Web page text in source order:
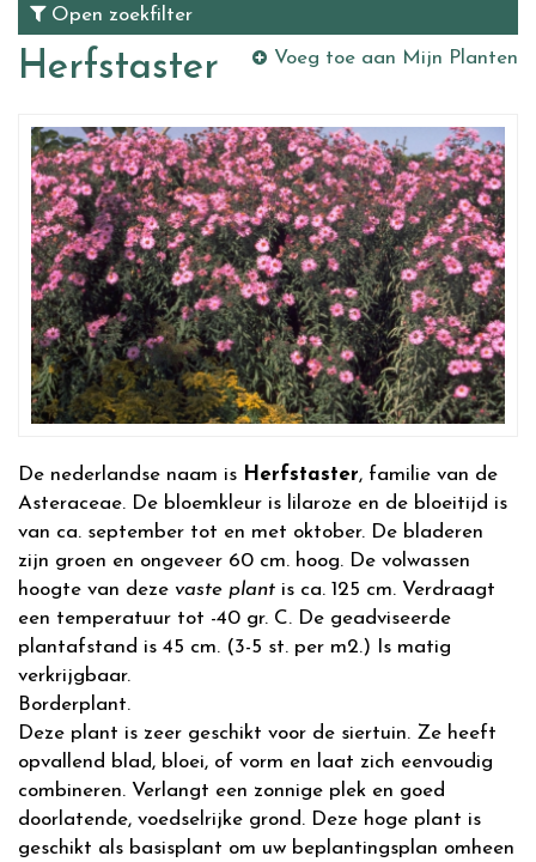
Open zoekfilter
Herfstaster Voeg toe aan Mijn Planten
De nederlandse naam is Herfstaster, familie van de
Asteraceae. De bloemkleur is lilaroze en de bloeitijd is
van ca. september tot en met oktober. De bladeren
zijn groen en ongeveer 60 cm. hoog. De volwassen
hoogte van deze vaste plant is ca. 125 cm. Verdraagt
een temperatuur tot -40 gr. C. De geadviseerde
plantafstand is 45 cm. (3-5 st. per m2.) Is matig
verkrijgbaar.
Borderplant.
Deze plant is zeer geschikt voor de siertuin. Ze heeft
opvallend blad, bloei, of vorm en laat zich eenvoudig
combineren. Verlangt een zonnige plek en goed
doorlatende, voedselrijke grond. Deze hoge plant is
geschikt als basisplant om uw beplantingsplan omheen